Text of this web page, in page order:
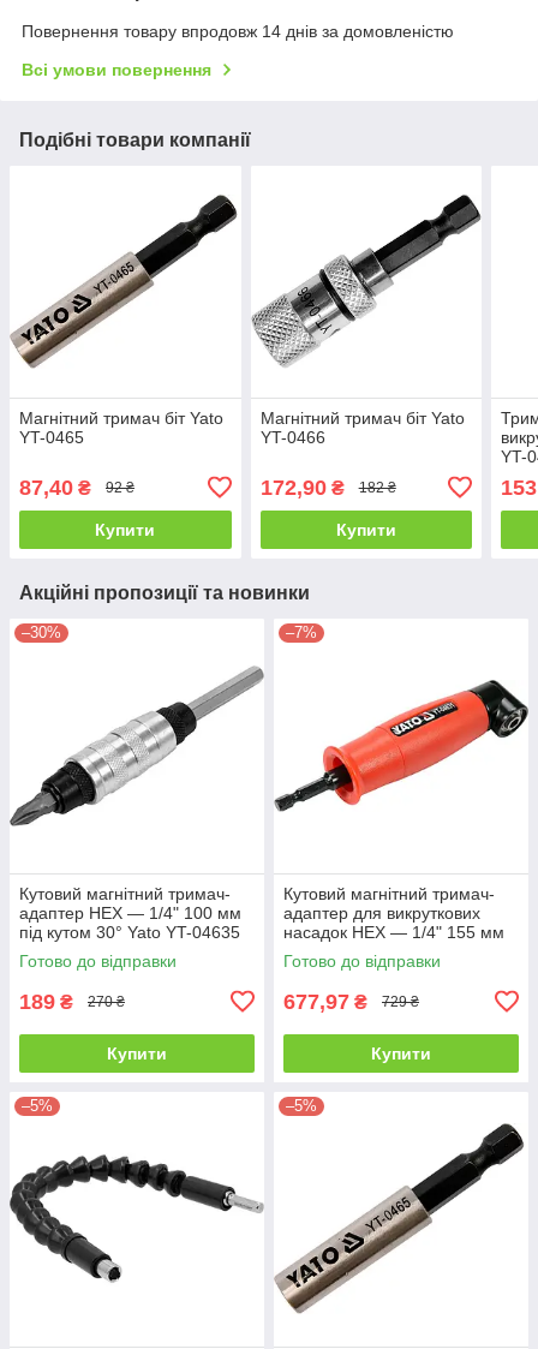
Повернення товару впродовж 14 днів за домовленістю
Всі умови повернення
Подібні товари компанії
Магнітний тримач біт Yato
YT-0465
87,40 ₴ 92 ₴
Купити
Магнітний тримач біт Yato
YT-0466
172,90₴ 182 ₴
Купити
YT-
Акційні пропозиції та новинки
–30%
Кутовий магнітний тримач-
адаптер HEX — 1/4" 100 мм
під кутом 30° Yato YT-04635
Готово до відправки
189 ₴ 270 ₴
Купити
–7%
Кутовий магнітний тримач-
адаптер для викруткових
насадок HEX — 1/4" 155 мм
13 Нм під кутом 90°Yato YT-
04631
Готово до відправки
677,97 ₴ 729 ₴
Купити
–5% –5%